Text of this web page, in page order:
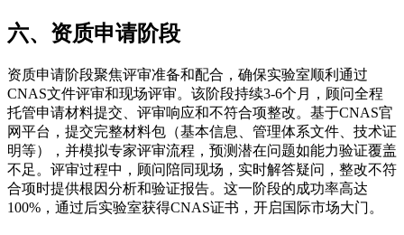
六、资质申请阶段
资质申请阶段聚焦评审准备和配合，确保实验室顺利通过
CNAS文件评审和现场评审。该阶段持续3-6个月，顾问全程
托管申请材料提交、评审响应和不符合项整改。基于CNAS官
网平台，提交完整材料包（基本信息、管理体系文件、技术证
明等），并模拟专家评审流程，预测潜在问题如能力验证覆盖
不足。评审过程中，顾问陪同现场，实时解答疑问，整改不符
合项时提供根因分析和验证报告。这一阶段的成功率高达
100%，通过后实验室获得CNAS证书，开启国际市场大门。